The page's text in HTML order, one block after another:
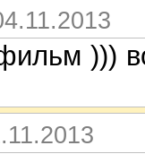
)))